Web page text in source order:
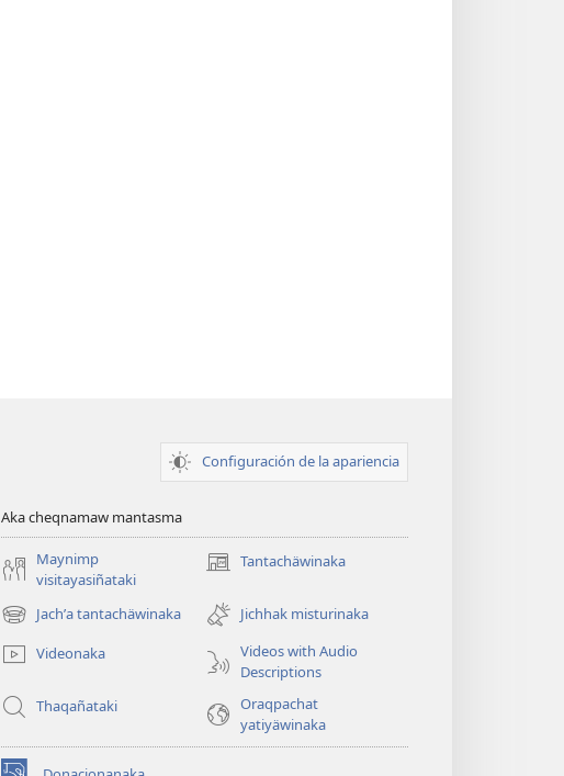
Configuración de la apariencia
Aka cheqnamaw mantasma
Maynimp
visitayasiñataki
Tantachäwinaka
(opens
window)
Jachʼa tantachäwinaka
(opens
new
window)
Jichhak misturinaka
Videonaka
Videos with Audio
Descriptions
Thaqañataki
Oraqpachat
yatiyäwinaka